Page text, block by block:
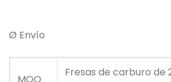
Ø Envío
Fresas de carburo de